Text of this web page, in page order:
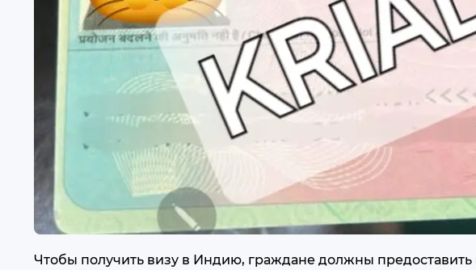
Чтобы получить визу в Индию, граждане должны